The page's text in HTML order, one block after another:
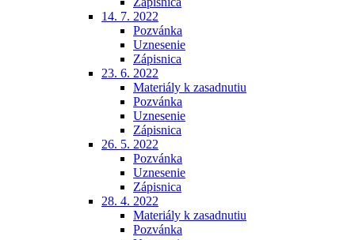
14. 7. 2022
Pozvánka
Uznesenie
Zápisnica
23. 6. 2022
Materiály k zasadnutiu
Pozvánka
Uznesenie
Zápisnica
26. 5. 2022
Pozvánka
Uznesenie
Zápisnica
28. 4. 2022
Materiály k zasadnutiu
Pozvánka